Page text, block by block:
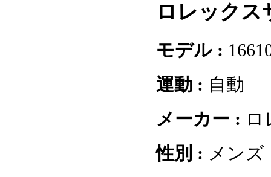
ロレックス
モデル :
運動 : 自動
メーカー : ロ
性別 : メンズ